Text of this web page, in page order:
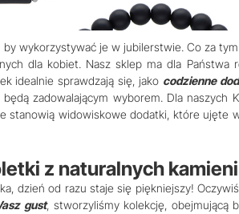
wykorzystywać je w jubilerstwie. Co za
dla kobiet. Nasz sklep ma dla
idealnie sprawdzają się, jako codzienne
zadowalającym wyborem. Dla
stanowią widowiskowe dodatki, które ujęte
z naturalnych
dzień od razu staje się piękniejszy!
gust, stworzyliśmy kolekcję, obejmującą